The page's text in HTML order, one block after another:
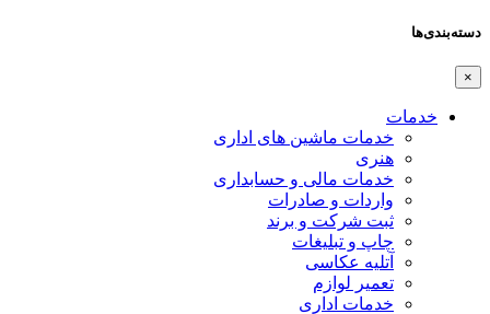
دسته‌بندی‌ها
×
خدمات
خدمات ماشین های اداری
هنری
خدمات مالی و حسابداری
واردات و صادرات
ثبت شرکت و برند
چاپ و تبلیغات
آتلیه عکاسی
تعمیر لوازم
خدمات اداری